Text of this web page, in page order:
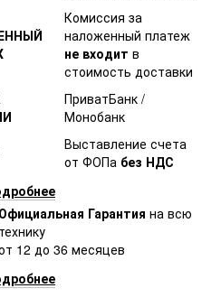
Комиссия за
наложенный платеж
не входит в
стоимость доставки
ПриватБанк /
Монобанк
Выставление счета
от ФОПа без НДС
Официальная Гарантия на всю
технику
12 до 36 месяцев